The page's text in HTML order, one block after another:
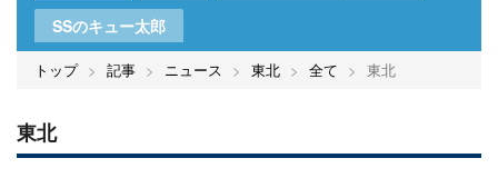
SSのキュー太郎
トップ 記事 ニュース 東北 全て 東北
東北